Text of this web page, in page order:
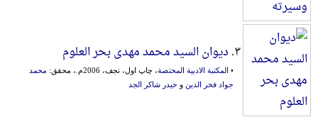
۳. دیوان السید محمد مهدی بحر العلوم
• المکتبة الادبیة المختصة، چاپ اول، نجف، 2006م.، محقق:
محمد
جواد فخر الدین و حیدر شاکر الجد